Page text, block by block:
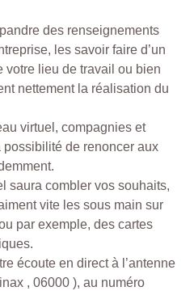
des renseignements
les savoir faire d’un
votre lieu de travail ou bien
nettement la réalisation du
virtuel, compagnies et
possibilité de renoncer aux
saura combler vos souhaits,
vite les sous main sur
par exemple, des cartes
écoute en direct à l’antenne
, 06000 ), au numéro